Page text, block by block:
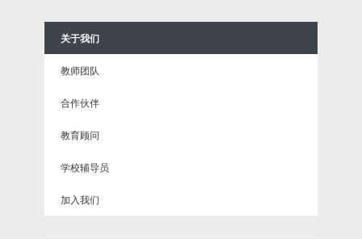
b
o
o
k
t
r
u
e
i e
e
关于我们
教师团队
合作伙伴
教育顾问
学校辅导员
加入我们